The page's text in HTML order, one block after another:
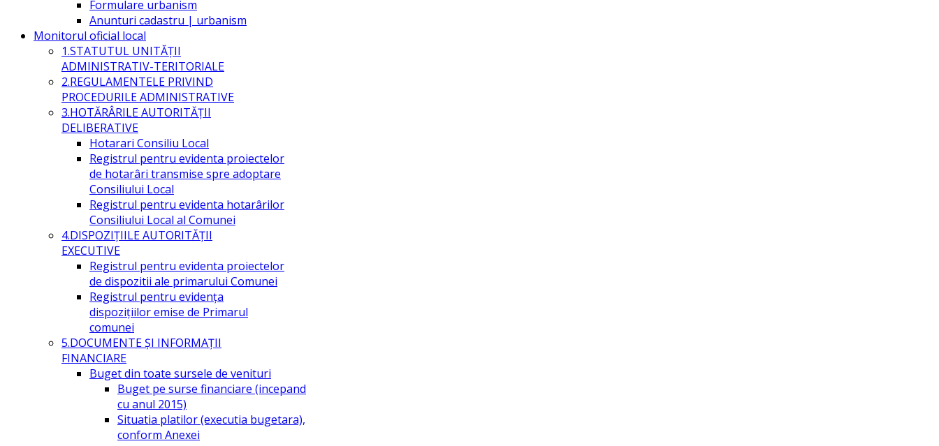
Formulare urbanism
Anunturi cadastru | urbanism
Monitorul oficial local
1.STATUTUL UNITĂŢII
ADMINISTRATIV-TERITORIALE
2.REGULAMENTELE PRIVIND
PROCEDURILE ADMINISTRATIVE
3.HOTĂRÂRILE AUTORITĂŢII
DELIBERATIVE
Hotarari Consiliu Local
Registrul pentru evidenta proiectelor
de hotarâri transmise spre adoptare
Consiliului Local
Registrul pentru evidenta hotarârilor
Consiliului Local al Comunei
4.DISPOZIŢIILE AUTORITĂŢII
EXECUTIVE
Registrul pentru evidenta proiectelor
de dispozitii ale primarului Comunei
Registrul pentru evidența
dispozițiilor emise de Primarul
comunei
5.DOCUMENTE ŞI INFORMAŢII
FINANCIARE
Buget din toate sursele de venituri
Buget pe surse financiare (incepand
cu anul 2015)
Situatia platilor (executia bugetara),
conform Anexei